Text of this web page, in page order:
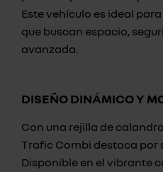
Este vehículo es ideal
que buscan espacio,
avanzada.
DISEÑO DINÁMICO Y
Con una rejilla de
Trafic Combi destaca por
Disponible en el vibrante